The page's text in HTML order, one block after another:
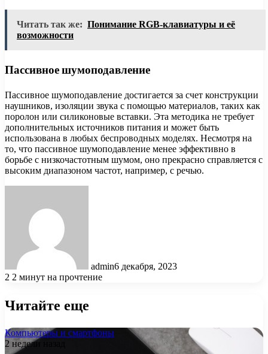
Читать так же: Понимание RGB-клавиатуры и её
возможности
Пассивное шумоподавление
Пассивное шумоподавление достигается за счет конструкции
наушников, изоляции звука с помощью материалов, таких как
поролон или силиконовые вставки. Эта методика не требует
дополнительных источников питания и может быть
использована в любых беспроводных моделях. Несмотря на
то, что пассивное шумоподавление менее эффективно в
борьбе с низкочастотным шумом, оно прекрасно справляется с
высоким диапазоном частот, например, с речью.
admin6 декабря, 2023
2 2 минут на прочтение
Читайте еще
Компьютеры и смартфоны
2 недели назад